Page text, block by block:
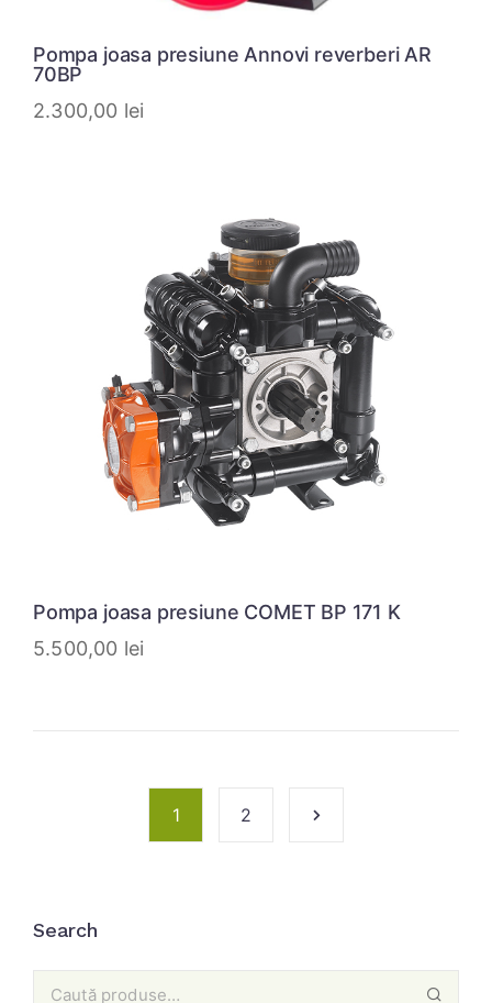
Pompa joasa presiune Annovi reverberi AR
70BP
2.300,00 lei
Pompa joasa presiune COMET BP 171 K
5.500,00 lei
1 2
Search